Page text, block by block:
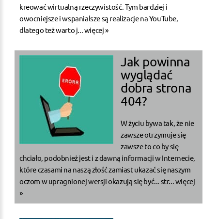
kreować wirtualną rzeczywistość. Tym bardziej i
owocniejsze i wspanialsze są realizacje na YouTube,
dlatego też warto j... więcej »
Jak powinna
wyglądać
dobra strona
404?
W życiu bywa tak, że nie
zawsze otrzymuje się
zawsze to co by się
chciało, podobnież jest i z dawną informacji w Internecie,
które czasami na naszą złość zamiast ukazać się naszym
oczom w upragnionej wersji okazują się być... str... więcej
»